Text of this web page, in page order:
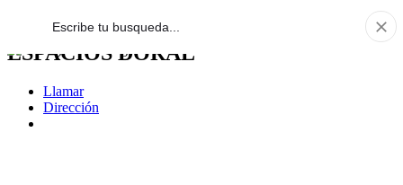
ESPACIOS DORAL
Llamar
Dirección